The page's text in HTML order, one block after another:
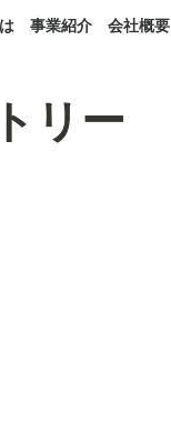
事業紹介 会社概要
リー